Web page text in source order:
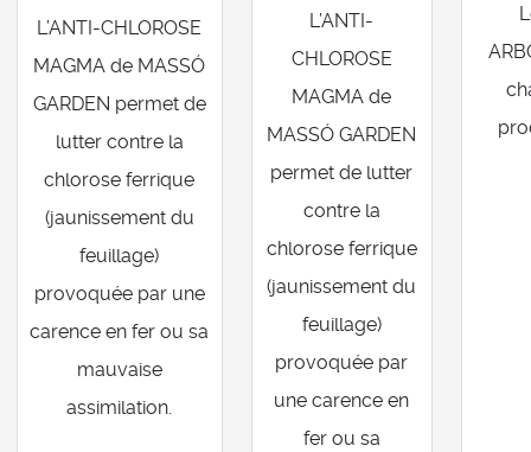
L’ANTI-CHLOROSE
MAGMA de MASSÓ
GARDEN permet de
lutter contre la
chlorose ferrique
(jaunissement du
feuillage)
provoquée par une
carence en fer ou sa
mauvaise
assimilation.
L’ANTI-
CHLOROSE
MAGMA de
MASSÓ GARDEN
permet de lutter
contre la
chlorose ferrique
(jaunissement du
feuillage)
provoquée par
une carence en
fer ou sa